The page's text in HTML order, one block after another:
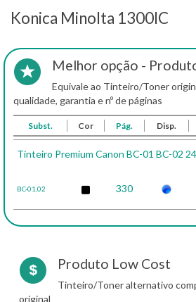
Konica Minolta 1300IC
Melhor opção -
Equivale ao Tinteiro/Toner
qualidade, garantia e nº de páginas
Subst. Cor Pág. Disp.
Tinteiro Premium Canon BC-01 BC-02
BC-01,02 330
Produto Low Cost
Tinteiro/Toner alternativo
original